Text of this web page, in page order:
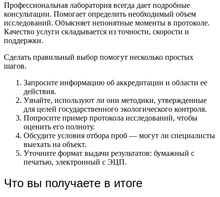
Профессиональная лаборатория всегда дает подробные
консультации. Помогает определить необходимый объем
исследований. Объясняет непонятные моменты в протоколе.
Качество услуги складывается из точности, скорости и
поддержки.
Сделать правильный выбор помогут несколько простых
шагов.
Запросите информацию об аккредитации и области ее
действия.
Узнайте, используют ли они методики, утвержденные
для целей государственного экологического контроля.
Попросите пример протокола исследований, чтобы
оценить его полноту.
Обсудите условия отбора проб — могут ли специалисты
выехать на объект.
Уточните формат выдачи результатов: бумажный с
печатью, электронный с ЭЦП.
Что вы получаете в итоге